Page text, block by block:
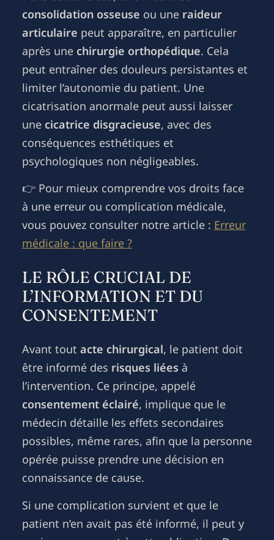
consolidation osseuse ou une raideur
articulaire peut apparaître, en particulier
après une chirurgie orthopédique. Cela
peut entraîner des douleurs persistantes et
limiter l’autonomie du patient. Une
cicatrisation anormale peut aussi laisser
une cicatrice disgracieuse, avec des
conséquences esthétiques et
psychologiques non négligeables.
👉 Pour mieux comprendre vos droits face
à une erreur ou complication médicale,
vous pouvez consulter notre article : Erreur
médicale : que faire ?
LE RÔLE CRUCIAL DE
L’INFORMATION ET DU
CONSENTEMENT
Avant tout acte chirurgical, le patient doit
être informé des risques liées à
l’intervention. Ce principe, appelé
consentement éclairé, implique que le
médecin détaille les effets secondaires
possibles, même rares, afin que la personne
opérée puisse prendre une décision en
connaissance de cause.
Si une complication survient et que le
patient n’en avait pas été informé, il peut y